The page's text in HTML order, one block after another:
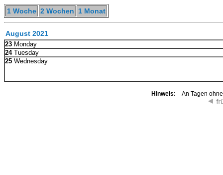
1 Woche 2 Wochen 1 Monat
August 2021
23 Monday
24Tuesday
25 Wednesday
Hinweis: An Tagen